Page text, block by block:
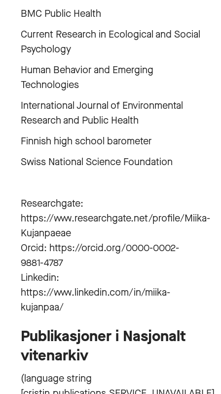
BMC Public Health
Current Research in Ecological and Social
Psychology
Human Behavior and Emerging
Technologies
International Journal of Environmental
Research and Public Health
Finnish high school barometer
Swiss National Science Foundation
Researchgate:
https://www.researchgate.net/profile/Miika-
Kujanpaeae
Orcid: https://orcid.org/0000-0002-
9881-4787
Linkedin:
https://www.linkedin.com/in/miika-
kujanpaa/
Publikasjoner i Nasjonalt
vitenarkiv